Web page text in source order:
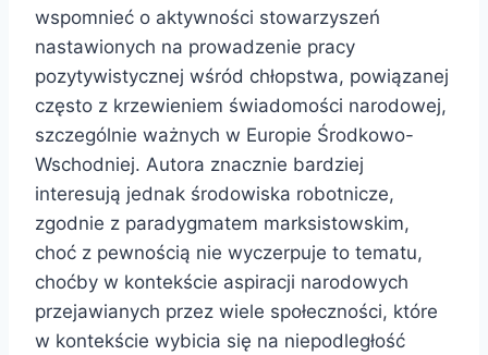
wspomnieć o aktywności stowarzyszeń
nastawionych na prowadzenie pracy
pozytywistycznej wśród chłopstwa, powiązanej
często z krzewieniem świadomości narodowej,
szczególnie ważnych w Europie Środkowo-
Wschodniej. Autora znacznie bardziej
interesują jednak środowiska robotnicze,
zgodnie z paradygmatem marksistowskim,
choć z pewnością nie wyczerpuje to tematu,
choćby w kontekście aspiracji narodowych
przejawianych przez wiele społeczności, które
w kontekście wybicia się na niepodległość